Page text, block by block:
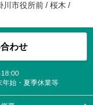
川市役所前 / 桜木 /
わせ
年始・夏季休業等